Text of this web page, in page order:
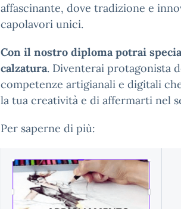
affascinante, dove tradizione e
capolavori unici.
Con il nostro diploma potrai
calzatura. Diventerai protagonista
competenze artigianali e digitali
la tua creatività e di affermarti nel
Per saperne di più: